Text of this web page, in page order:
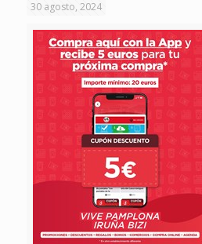
30 agosto, 2024